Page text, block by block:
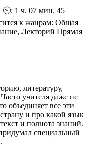
🕙: 1 ч. 07 мин. 45
к жанрам: Общая
Лекторий Прямая
литературу,
учителя даже не
объединяет все эти
и про какой язык
и полнота знаний.
специальный